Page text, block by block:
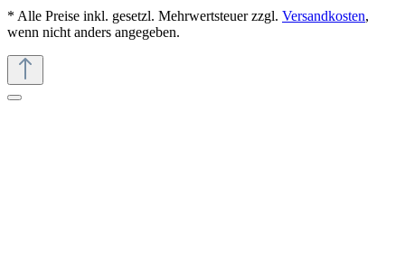
* Alle Preise inkl. gesetzl. Mehrwertsteuer zzgl. Versandkosten,
wenn nicht anders angegeben.